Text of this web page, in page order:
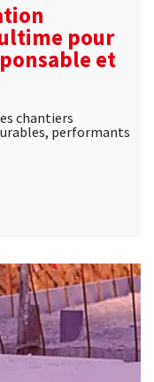
pour
et
chantiers
performants